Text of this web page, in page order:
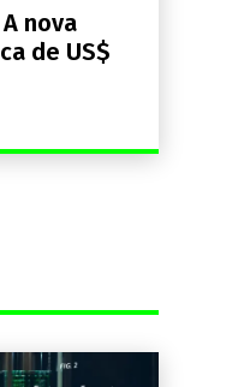
nova
de US$